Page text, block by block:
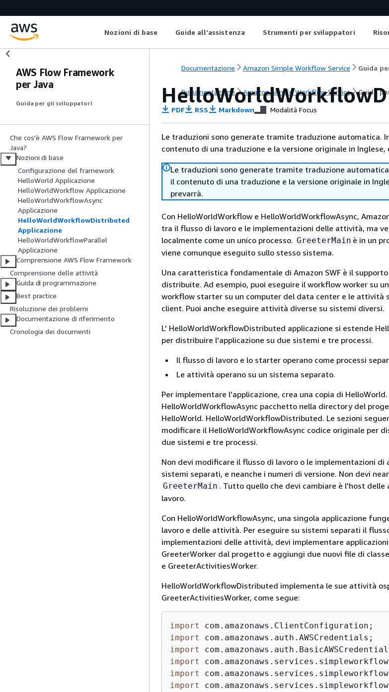
Nozioni di base Guide all'assistenza Strumenti per sviluppatori
AWS Flow Framework
per Java
Guida per gli sviluppatori
Che cos'è AWS Flow Framework per
Java?
Nozioni di base
Configurazione del framework
HelloWorld Applicazione
HelloWorldWorkflow Applicazione
HelloWorldWorkflowAsync
Applicazione
HelloWorldWorkflowDistributed
Applicazione
HelloWorldWorkflowParallel
Applicazione
Comprensione AWS Flow Framework
Comprensione delle attività
Guida di programmazione
Best practice
Risoluzione dei problemi
Documentazione di riferimento
Cronologia dei documenti
Documentazione Amazon Simple Workflow Service Guida
Documentazione Amazon Simple Workflow Service Guida
PDF RSS Markdown Modalità Focus
Le traduzioni sono generate tramite traduzione automatica.
contenuto di una traduzione e la versione originale in
Le traduzioni sono generate tramite traduzione
il contenuto di una traduzione e la versione originale in
prevarrà.
Con HelloWorldWorkflow e HelloWorldWorkflowAsync,
tra il flusso di lavoro e le implementazioni delle attività, ma
localmente come un unico processo. GreeterMain è in un
viene comunque eseguito sullo stesso sistema.
Una caratteristica fondamentale di Amazon SWF è il
distribuite. Ad esempio, puoi eseguire il workflow worker su
workflow starter su un computer del data center e le attività
client. Puoi anche eseguire attività diverse su sistemi diversi.
L' HelloWorldWorkflowDistributed applicazione si estende
per distribuire l'applicazione su due sistemi e tre processi.
Il flusso di lavoro e lo starter operano come processi
Le attività operano su un sistema separato.
Per implementare l'applicazione, crea una copia di HelloWorld.
HelloWorldWorkflowAsync pacchetto nella directory del
HelloWorld. HelloWorldWorkflowDistributed. Le sezioni
modificare il HelloWorldWorkflowAsync codice originale per
due sistemi e tre processi.
Non devi modificare il flusso di lavoro o le implementazioni
sistemi separati, e neanche i numeri di versione. Non devi
GreeterMain . Tutto quello che devi cambiare è l'host
lavoro.
Con HelloWorldWorkflowAsync, una singola applicazione
lavoro e delle attività. Per eseguire su sistemi separati il
implementazioni delle attività, devi implementare
GreeterWorker dal progetto e aggiungi due nuovi file di
e GreeterActivitiesWorker.
HelloWorldWorkflowDistributed implementa le sue attività
GreeterActivitiesWorker, come segue:
import
import
import
import
import
import